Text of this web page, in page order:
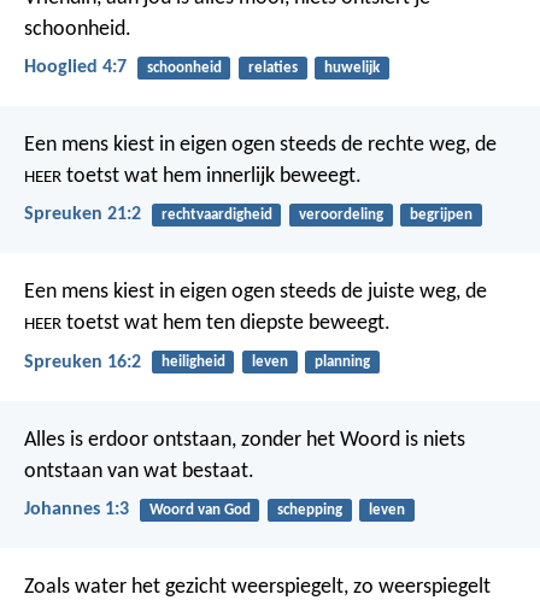
schoonheid.
Hooglied 4:7 schoonheid relaties huwelijk
Een mens kiest in eigen ogen steeds de rechte weg, de
HEER toetst wat hem innerlijk beweegt.
Spreuken 21:2 rechtvaardigheid veroordeling begrijpen
Een mens kiest in eigen ogen steeds de juiste weg, de
HEER toetst wat hem ten diepste beweegt.
Spreuken 16:2 heiligheid leven planning
Alles is erdoor ontstaan, zonder het Woord is niets
ontstaan van wat bestaat.
Johannes 1:3 Woord van God schepping leven
Zoals water het gezicht weerspiegelt, zo weerspiegelt